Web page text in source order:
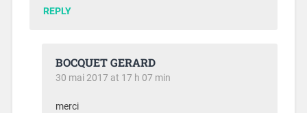
REPLY
BOCQUET GERARD
30 mai 2017 at 17 h 07 min
merci